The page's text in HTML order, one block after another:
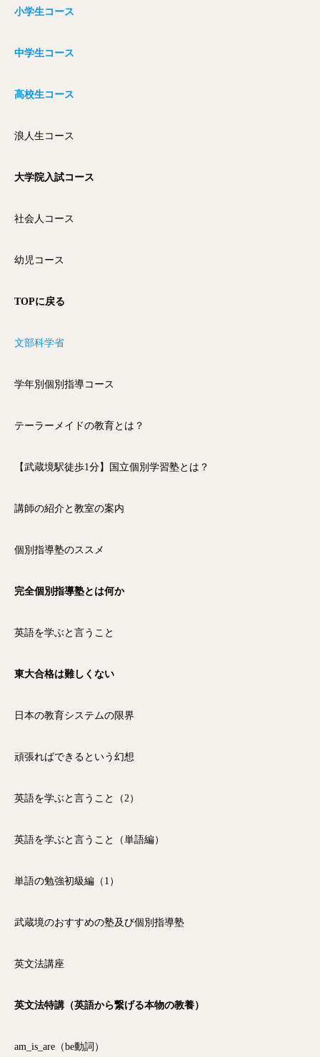
小学生コース
中学生コース
高校生コース
浪人生コース
大学院入試コース
社会人コース
幼児コース
TOPに戻る
文部科学省
学年別個別指導コース
テーラーメイドの教育とは？
【武蔵境駅徒歩1分】国立個別学習塾とは？
講師の紹介と教室の案内
個別指導塾のススメ
完全個別指導塾とは何か
英語を学ぶと言うこと
東大合格は難しくない
日本の教育システムの限界
頑張ればできるという幻想
英語を学ぶと言うこと（2）
英語を学ぶと言うこと（単語編）
単語の勉強初級編（1）
武蔵境のおすすめの塾及び個別指導塾
英文法講座
英文法特講（英語から繋げる本物の教養）
am_is_are（be動詞）